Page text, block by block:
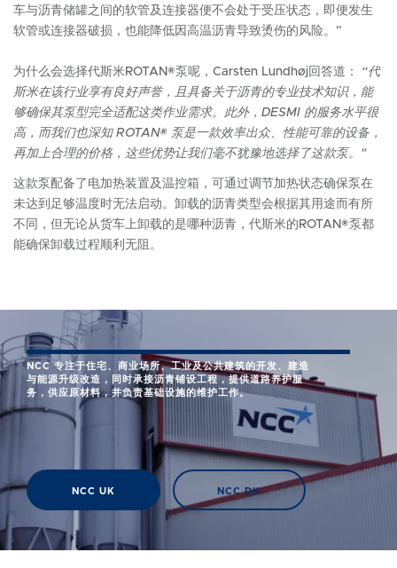
车与沥青储罐之间的软管及连接器便不会处于受压状态，即便发生
软管或连接器破损，也能降低因高温沥青导致烫伤的风险。”
为什么会选择代斯米ROTAN®泵呢，Carsten Lundhøj回答道：
“代
斯米在该行业享有良好声誉，且具备关于沥青的专业技术知识，能
够确保其泵型完全适配这类作业需求。此外，DESMI 的服务水平很
高，而我们也深知 ROTAN® 泵是一款效率出众、性能可靠的设备，
再加上合理的价格，这些优势让我们毫不犹豫地选择了这款泵。"
这款泵配备了电加热装置及温控箱，可通过调节加热状态确保泵在
未达到足够温度时无法启动。卸载的沥青类型会根据其用途而有所
不同，但无论从货车上卸载的是哪种沥青，代斯米的ROTAN®泵都
能确保卸载过程顺利无阻。
NCC 专注于住宅、商业场所、工业及公共建筑的开发、建造
与能源升级改造，同时承接沥青铺设工程，提供道路养护服
务，供应原材料，并负责基础设施的维护工作。
NCC UK NCC DK